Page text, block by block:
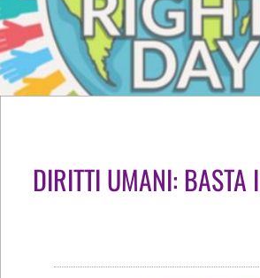
DIRITTI UMANI: BASTA